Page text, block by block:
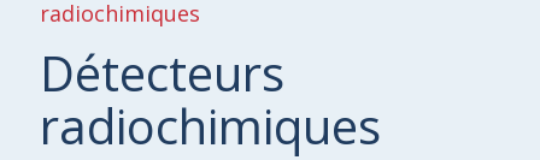
radiochimiques
Détecteurs
radiochimiques